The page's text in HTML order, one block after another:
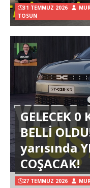
31 TEMMUZ 2026
TOSUN
GELECEK
BELLİ
yarısında
COŞACAK!
27 TEMMUZ 2026